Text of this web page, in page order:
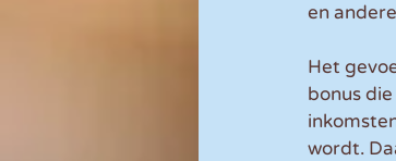
en
Het
bonus
wordt.